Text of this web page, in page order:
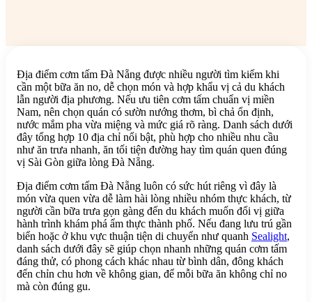
Địa điểm cơm tấm Đà Nẵng được nhiều người tìm kiếm khi
cần một bữa ăn no, dễ chọn món và hợp khẩu vị cả du khách
lẫn người địa phương. Nếu ưu tiên cơm tấm chuẩn vị miền
Nam, nên chọn quán có sườn nướng thơm, bì chả ổn định,
nước mắm pha vừa miệng và mức giá rõ ràng. Danh sách dưới
đây tổng hợp 10 địa chỉ nổi bật, phù hợp cho nhiều nhu cầu
như ăn trưa nhanh, ăn tối tiện đường hay tìm quán quen đúng
vị Sài Gòn giữa lòng Đà Nẵng.
Địa điểm cơm tấm Đà Nẵng luôn có sức hút riêng vì đây là
món vừa quen vừa dễ làm hài lòng nhiều nhóm thực khách, từ
người cần bữa trưa gọn gàng đến du khách muốn đổi vị giữa
hành trình khám phá ẩm thực thành phố. Nếu đang lưu trú gần
biển hoặc ở khu vực thuận tiện di chuyển như quanh Sealight,
danh sách dưới đây sẽ giúp chọn nhanh những quán cơm tấm
đáng thử, có phong cách khác nhau từ bình dân, đông khách
đến chỉn chu hơn về không gian, để mỗi bữa ăn không chỉ no
mà còn đúng gu.